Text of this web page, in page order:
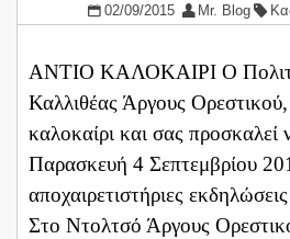
02/09/2015 Mr. Blog
ΑΝΤΙΟ ΚΑΛΟΚΑΙΡΙ Ο
Καλλιθέας Άργους
καλοκαίρι και σας προσκαλεί
Παρασκευή 4 Σεπτεμβρίου
αποχαιρετιστήριες
Στο Ντολτσό Άργους